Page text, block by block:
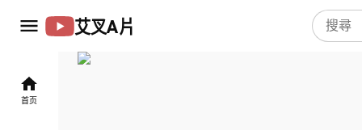
艾叉A片
首页